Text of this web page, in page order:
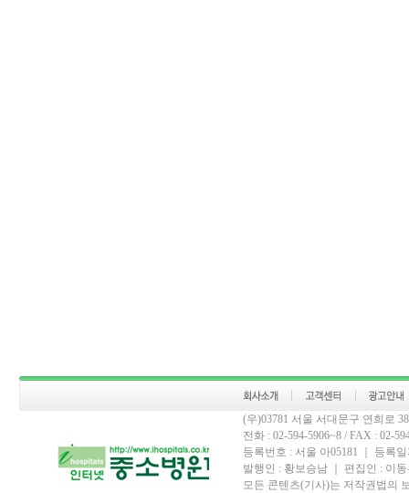
(우)03781 서울 서대문구 연희로
전화 : 02-594-5906~8 / FAX : 02-
등록번호 : 서울 아05181 ｜ 등록
발행인 : 황보승남 ｜ 편집인 : 이
모든 콘텐츠(기사)는 저작권법의